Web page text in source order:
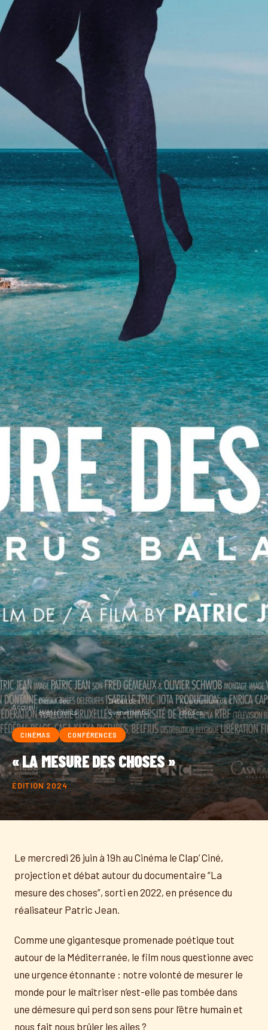
Accueil›
Détail des
événements
›
Détail des
événements
›
« La mesure des
choses »
CINÉMAS CONFÉRENCES
« LA MESURE DES CHOSES »
ÉDITION 2024
Le mercredi 26 juin à 19h au Cinéma le Clap’ Ciné,
projection et débat autour du documentaire “La
mesure des choses”, sorti en 2022, en présence du
réalisateur Patric Jean.
Comme une gigantesque promenade poétique tout
autour de la Méditerranée, le film nous questionne avec
une urgence étonnante : notre volonté de mesurer le
monde pour le maîtriser n’est-elle pas tombée dans
une démesure qui perd son sens pour l’être humain et
nous fait nous brûler les ailes ?